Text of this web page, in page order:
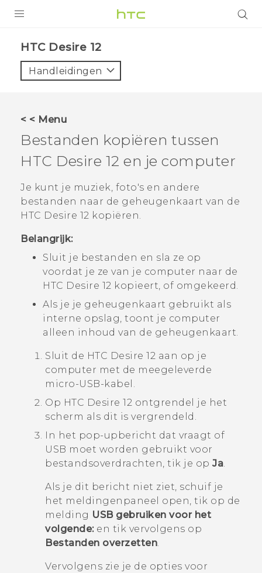
VIVE
AANBIEDINGEN
HTC Club
SUPPORT
HTC-apparaten & -accessoires
Aanmelden
HTC Desire 12‎
Handleidingen
< < Menu
Bestanden kopiëren tussen
HTC Desire 12 en je computer
Je kunt je muziek, foto's en andere
bestanden naar de geheugenkaart van de
HTC Desire 12 kopiëren.
Belangrijk:
Sluit je bestanden en sla ze op
voordat je ze van je computer naar de
HTC Desire 12 kopieert, of omgekeerd.
Als je je geheugenkaart gebruikt als
interne opslag, toont je computer
alleen inhoud van de geheugenkaart.
Sluit de HTC Desire 12 aan op je
computer met de meegeleverde
micro-USB-kabel.
Op HTC Desire 12 ontgrendel je het
scherm als dit is vergrendeld.
In het pop-upbericht dat vraagt of
USB moet worden gebruikt voor
bestandsoverdrachten, tik je op Ja.
Als je dit bericht niet ziet, schuif je
het meldingenpaneel open, tik op de
melding USB gebruiken voor het
volgende:en tik vervolgens op
Bestanden overzetten.
Vervolgens zie je de opties voor